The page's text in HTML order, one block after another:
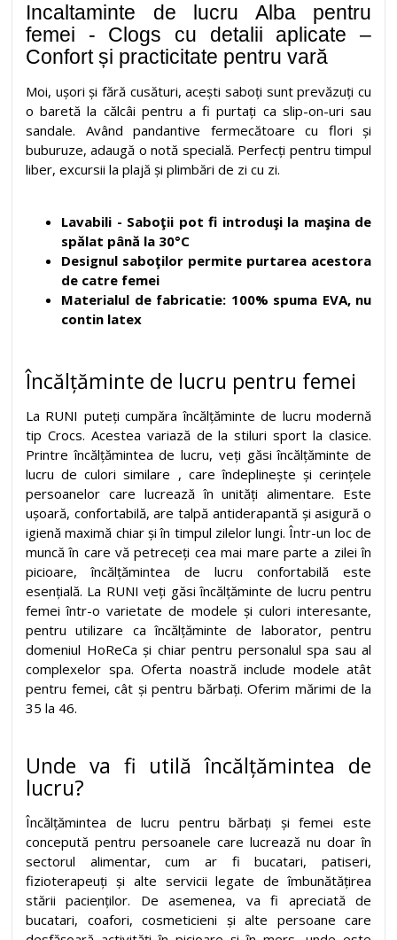
Incaltaminte de lucru Alba pentru
femei - Clogs cu detalii aplicate –
Confort și practicitate pentru vară
Moi, ușori și fără cusături, acești saboți sunt prevăzuți cu
o baretă la călcâi pentru a fi purtați ca slip-on-uri sau
sandale. Având pandantive fermecătoare cu flori și
buburuze, adaugă o notă specială. Perfecți pentru timpul
liber, excursii la plajă și plimbări de zi cu zi.
Lavabili - Saboţii pot fi introduşi la maşina de
spălat până la 30°C
Designul saboţilor permite purtarea acestora
de catre femei
Materialul de fabricatie: 100% spuma EVA, nu
contin latex
Încălțăminte de lucru pentru femei
La RUNI puteți cumpăra încălțăminte de lucru modernă
tip Crocs. Acestea variază de la stiluri sport la clasice.
Printre încălțămintea de lucru, veți găsi încălțăminte de
lucru de culori similare , care îndeplinește și cerințele
persoanelor care lucrează în unități alimentare. Este
ușoară, confortabilă, are talpă antiderapantă și asigură o
igienă maximă chiar și în timpul zilelor lungi. Într-un loc de
muncă în care vă petreceți cea mai mare parte a zilei în
picioare, încălțămintea de lucru confortabilă este
esențială. La RUNI veți găsi încălțăminte de lucru pentru
femei într-o varietate de modele și culori interesante,
pentru utilizare ca încălțăminte de laborator, pentru
domeniul HoReCa și chiar pentru personalul spa sau al
complexelor spa. Oferta noastră include modele atât
pentru femei, cât și pentru bărbați. Oferim mărimi de la
35 la 46.
Unde va fi utilă încălțămintea de
lucru?
Încălțămintea de lucru pentru bărbați și femei este
concepută pentru persoanele care lucrează nu doar în
sectorul alimentar, cum ar fi bucatari, patiseri,
fizioterapeuți și alte servicii legate de îmbunătățirea
stării pacienților. De asemenea, va fi apreciată de
bucatari, coafori, cosmeticieni și alte persoane care